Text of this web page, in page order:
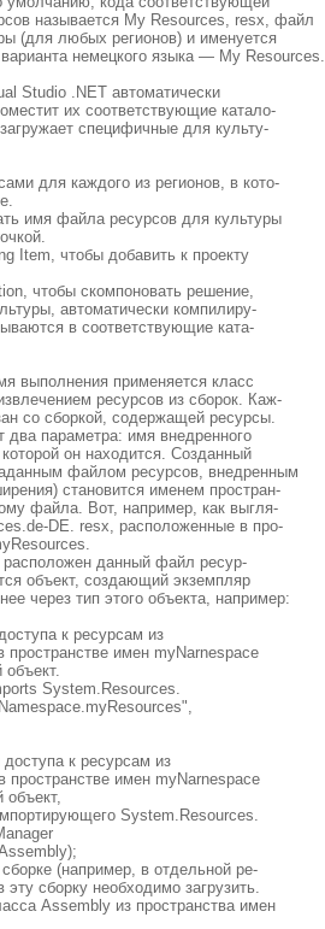
называется My Resources, resx, файл
(для любых регионов) и именуется
немецкого языка — My Resources.
Studio .NET автоматически
их соответствующие катало-
специфичные для культу-
для каждого из регионов, в кото-
имя файла ресурсов для культуры
Item, чтобы добавить к проекту
чтобы скомпоновать решение,
автоматически компилиру-
в соответствующие ката-
выполнения применяется класс
ресурсов из сборок. Каж-
со сборкой, содержащей ресурсы.
два параметра: имя внедренного
он находится. Созданный
файлом ресурсов, внедренным
становится именем простран-
файла. Вот, например, как выгля-
DE. resx, расположенные в про-
расположен данный файл ресур-
объект, создающий экземпляр
через тип этого объекта, например:
к ресурсам из
имен myNarnespace
System.Resources.
к ресурсам из
имен myNarnespace
объект,
System.Resources.
(например, в отдельной ре-
сборку необходимо загрузить.
Assembly из пространства имен